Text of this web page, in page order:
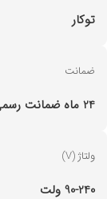
توکار
ضمانت
24 ماه ضمانت رسمی
ولتاژ (V)
90-240 ولت